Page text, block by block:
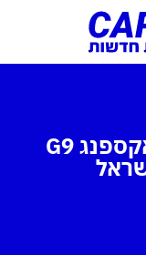
יותר טווח, פחות כסף: אקספנג G9